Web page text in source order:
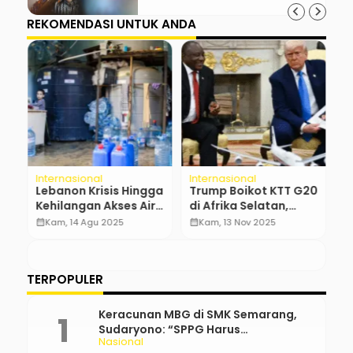
REKOMENDASI UNTUK ANDA
Internasional
Lebanon Krisis Hingga
Kehilangan Akses Air
Bersih, Mengapa?
calendar_monthKam, 14 Agu 2025
Internasional
Trump Boikot KTT G20
di Afrika Selatan,
Tuduhan Hingga
calendar_monthKam, 13 Nov 2025
TERPOPULER
Nasional
Keracunan MBG di SMK Semarang,
Sudaryono: “SPPG Harus
Bertanggung Jawab!”